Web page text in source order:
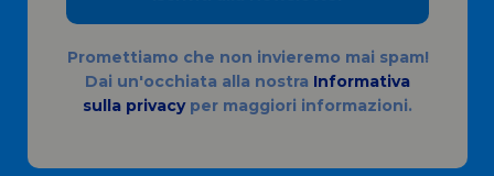
Promettiamo che non invieremo mai spam!
Dai un'occhiata alla nostra Informativa
sulla privacyper maggiori informazioni.